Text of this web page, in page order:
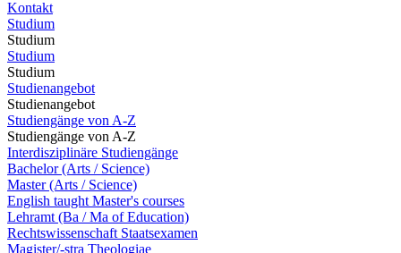
Kontakt
Studium
Studium
Studium
Studium
Studienangebot
Studienangebot
Studiengänge von A-Z
Studiengänge von A-Z
Interdisziplinäre Studiengänge
Bachelor (Arts / Science)
Master (Arts / Science)
English taught Master's courses
Lehramt (Ba / Ma of Education)
Rechtswissenschaft Staatsexamen
Magister/-stra Theologiae